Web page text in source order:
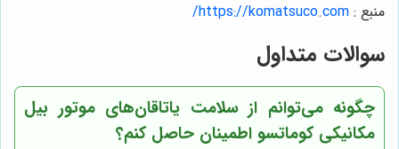
منبع : https://komatsuco.com/
سوالات متداول
چگونه می‌توانم از سلامت یاتاقان‌های موتور بیل
مکانیکی کوماتسو اطمینان حاصل کنم؟